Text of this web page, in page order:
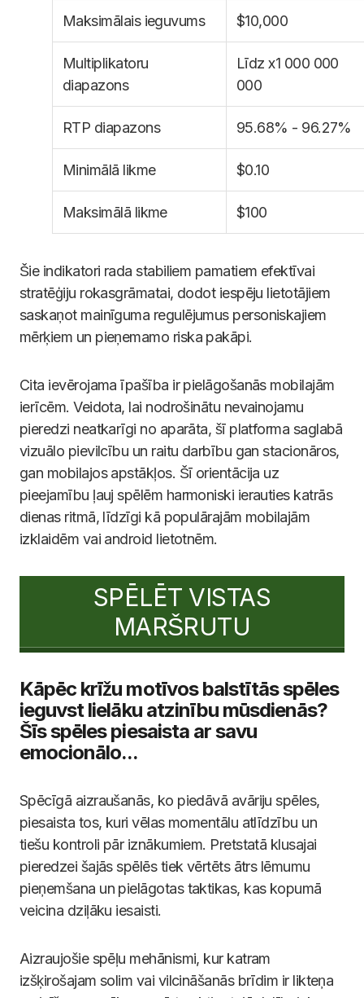
Maksimālais ieguvums $10,000
Multiplikatoru
diapazons
Līdz x1 000 000
000
RTP diapazons 95.68% - 96.27%
Minimālā likme $0.10
Maksimālā likme $100
Šie indikatori rada stabiliem pamatiem efektīvai
stratēģiju rokasgrāmatai, dodot iespēju lietotājiem
saskaņot mainīguma regulējumus personiskajiem
mērķiem un pieņemamo riska pakāpi.
Cita ievērojama īpašība ir pielāgošanās mobilajām
ierīcēm. Veidota, lai nodrošinātu nevainojamu
pieredzi neatkarīgi no aparāta, šī platforma saglabā
vizuālo pievilcību un raitu darbību gan stacionāros,
gan mobilajos apstākļos. Šī orientācija uz
pieejamību ļauj spēlēm harmoniski ierauties katrās
dienas ritmā, līdzīgi kā populārajām mobilajām
izklaidēm vai android lietotnēm.
SPĒLĒT VISTAS
MARŠRUTU
Kāpēc krīžu motīvos balstītās spēles
ieguvst lielāku atzinību mūsdienās?
Šīs spēles piesaista ar savu
emocionālo...
Spēcīgā aizraušanās, ko piedāvā avāriju spēles,
piesaista tos, kuri vēlas momentālu atlīdzību un
tiešu kontroli pār iznākumiem. Pretstatā klusajai
pieredzei šajās spēlēs tiek vērtēts ātrs lēmumu
pieņemšana un pielāgotas taktikas, kas kopumā
veicina dziļāku iesaisti.
Aizraujošie spēļu mehānismi, kur katram
izšķirošajam solim vai vilcināšanās brīdim ir likteņa